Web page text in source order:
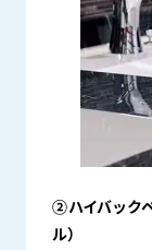
②ハイバック
ル）